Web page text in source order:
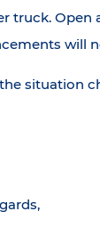
truck. Open
will
situation